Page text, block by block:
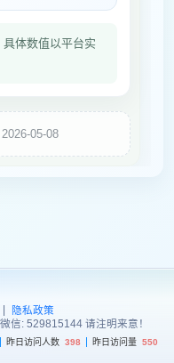
体数值以平台实
05-08
|
隐私政策
信: 529815144 请注明来意！
昨日访问人数 398 昨日访问量 550